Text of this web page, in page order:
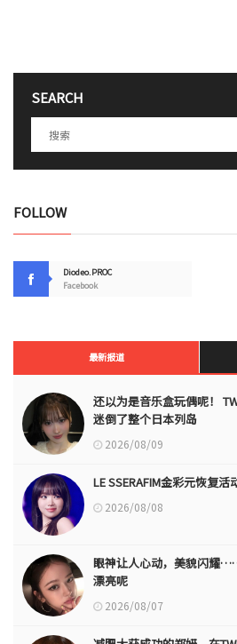
SEARCH
FOLLOW
Diodeo.PROC
Facebook
最新报道
还以为是音乐盒玩偶呢！
迷倒了整个日本列岛
2026/08/09
LE SSERAFIM金彩元恢复
2026/08/08
眼神让人心动，美貌闪耀
漂亮呢
2026/08/07